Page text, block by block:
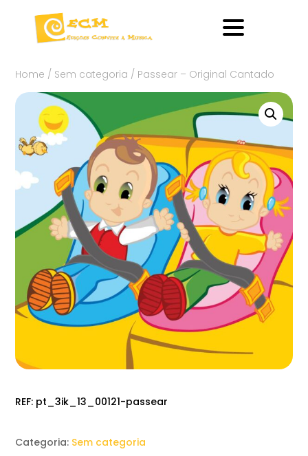
Home / Sem categoria / Passear – Original Cantado
REF: pt_3ik_13_00121-passear
Categoria: Sem categoria